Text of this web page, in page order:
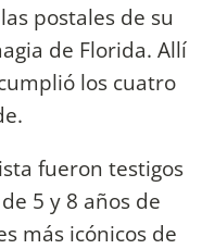
postales de su
de Florida. Allí
los cuatro
fueron testigos
5 y 8 años de
más icónicos de